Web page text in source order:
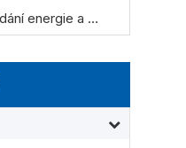
Řešení pro ukládání energie a chlazení datových center